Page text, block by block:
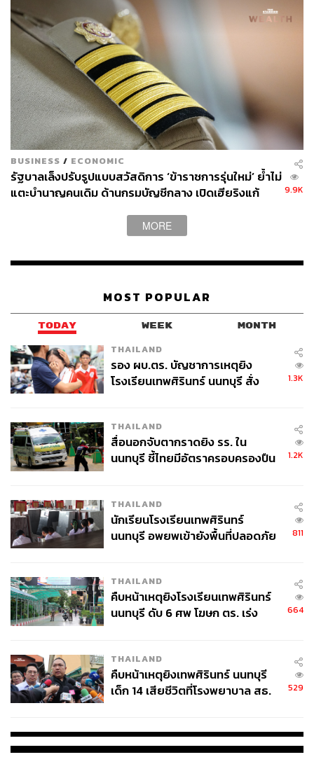
BUSINESS / ECONOMIC
รัฐบาลเล็งปรับรูปแบบสวัสดิการ ‘ข้าราชการรุ่นใหม่’ ย้ำไม่
แตะบำนาญคนเดิม ด้านกรมบัญชีกลาง เปิดเฮียริงแก้
9.9K
MORE
MOST POPULAR
TODAY WEEK MONTH
THAILAND
รอง ผบ.ตร. บัญชาการเหตุยิง
โรงเรียนเทพศิรินทร์ นนทบุรี สั่ง
1.3K
THAILAND
สื่อนอกจับตากราดยิง รร. ใน
นนทบุรี ชี้ไทยมีอัตราครอบครองปืน
1.2K
THAILAND
นักเรียนโรงเรียนเทพศิรินทร์
นนทบุรี อพยพเข้ายังพื้นที่ปลอดภัย
811
THAILAND
คืบหน้าเหตุยิงโรงเรียนเทพศิรินทร์
นนทบุรี ดับ 6 ศพ โฆษก ตร. เร่ง
664
THAILAND
คืบหน้าเหตุยิงเทพศิรินทร์ นนทบุรี
เด็ก 14 เสียชีวิตที่โรงพยาบาล สธ.
529